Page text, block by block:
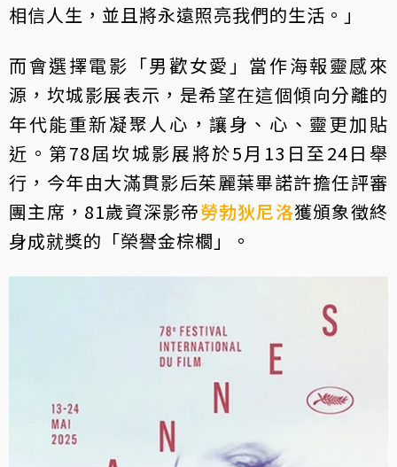
相信人生，並且將永遠照亮我們的生活。」
而會選擇電影「男歡女愛」當作海報靈感來
源，坎城影展表示，是希望在這個傾向分離的
年代能重新凝聚人心，讓身、心、靈更加貼
近。第78屆坎城影展將於5月13日至24日舉
行，今年由大滿貫影后茱麗葉畢諾許擔任評審
團主席，81歲資深影帝勞勃狄尼洛獲頒象徵終
身成就獎的「榮譽金棕櫚」。